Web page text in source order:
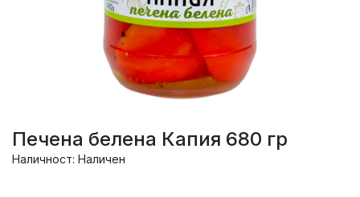
Печена белена Капия 680 гр
Наличност: Наличен